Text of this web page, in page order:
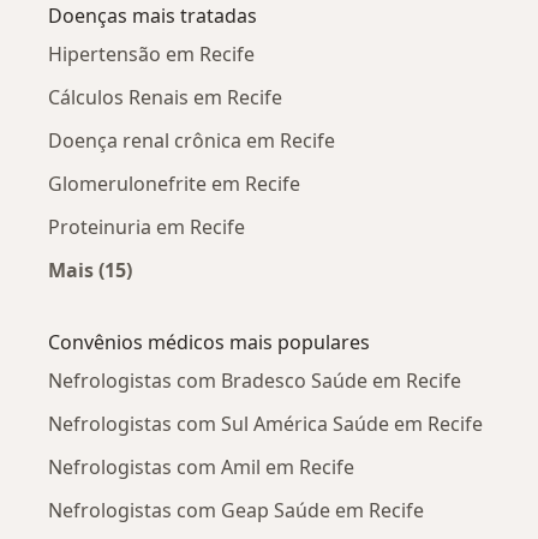
Doenças mais tratadas
Hipertensão em Recife
Cálculos Renais em Recife
Doença renal crônica em Recife
Glomerulonefrite em Recife
Proteinuria em Recife
Mais (15)
Convênios médicos mais populares
Nefrologistas com Bradesco Saúde em Recife
Nefrologistas com Sul América Saúde em Recife
Nefrologistas com Amil em Recife
Nefrologistas com Geap Saúde em Recife